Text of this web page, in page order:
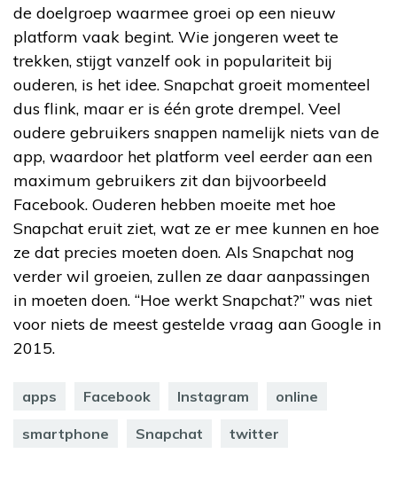
de doelgroep waarmee groei op een nieuw
platform vaak begint. Wie jongeren weet te
trekken, stijgt vanzelf ook in populariteit bij
ouderen, is het idee. Snapchat groeit momenteel
dus flink, maar er is één grote drempel. Veel
oudere gebruikers snappen namelijk niets van de
app, waardoor het platform veel eerder aan een
maximum gebruikers zit dan bijvoorbeeld
Facebook. Ouderen hebben moeite met hoe
Snapchat eruit ziet, wat ze er mee kunnen en hoe
ze dat precies moeten doen. Als Snapchat nog
verder wil groeien, zullen ze daar aanpassingen
in moeten doen. “Hoe werkt Snapchat?” was niet
voor niets de meest gestelde vraag aan Google in
2015.
apps Facebook Instagram online
smartphone Snapchat twitter